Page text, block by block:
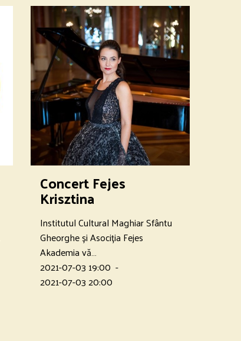
Concert Fejes
Krisztina
Institutul Cultural Maghiar Sfântu
Gheorghe și Asociția Fejes
Akademia vă…
2021-07-03 19:00 -
2021-07-03 20:00